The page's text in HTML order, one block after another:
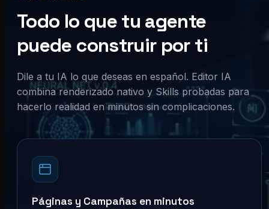
Todo lo que tu agente
puede construir por ti
Dile a tu IA lo que deseas en español. Editor IA
combina renderizado nativo y Skills probadas para
hacerlo realidad en minutos sin complicaciones.
Páginas y Campañas en minutos